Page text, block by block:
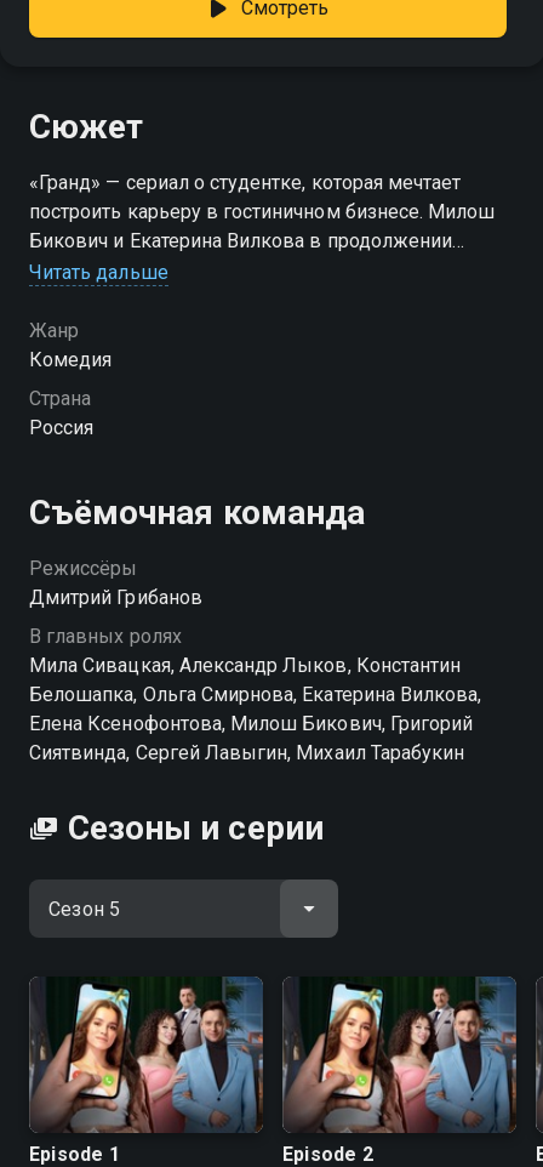
Смотреть
Сюжет
«Гранд» — сериал о студентке, которая мечтает
построить карьеру в гостиничном бизнесе. Милош
Бикович и Екатерина Вилкова в продолжении
ситкома «Отель Элеон». Новым владельцем
Глебович, который меняет прежнее название на
«Гранд». Тем временем в столицу из Барнаула
прилетает амбициозная студентка Ксения
Завгородняя, которая хочет стать управляющей в
работает там инженером. Однако связи не
помогают, а череду хитрых обманов авантюристки
мгновенно разоблачают. Теперь у Ксюши остается
только один шанс получить работу...
Посмотреть онлайн 5 сезон сериала Гранд вы
можете совершенно бесплатно в хорошем HD
качестве на Смотрёшке
Читать дальше
Жанр
Комедия
Страна
Россия
Съёмочная команда
Режиссёры
Дмитрий Грибанов
В главных ролях
Мила Сивацкая, Александр Лыков, Константин
Белошапка, Ольга Смирнова, Екатерина Вилкова,
Елена Ксенофонтова, Милош Бикович, Григорий
Сиятвинда, Сергей Лавыгин, Михаил Тарабукин
Сезоны и серии
Episode 1 Episode 2